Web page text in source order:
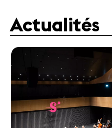
Actualités